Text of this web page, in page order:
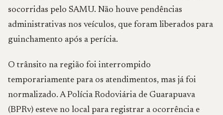
socorridas pelo SAMU. Não houve pendências
administrativas nos veículos, que foram liberados para
guinchamento após a perícia.
O trânsito na região foi interrompido
temporariamente para os atendimentos, mas já foi
normalizado. A Polícia Rodoviária de Guarapuava
(BPRv) esteve no local para registrar a ocorrência e